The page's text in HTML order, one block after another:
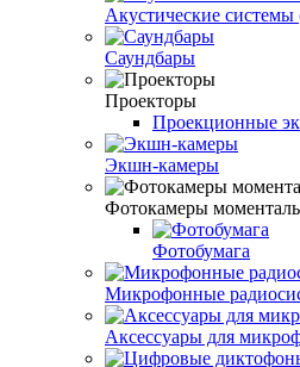
Акустические системы
Саундбары
Проекторы
Проекционные
Экшн-камеры
Фотокамеры
Фотобумага
Микрофонные
Аксессуары для